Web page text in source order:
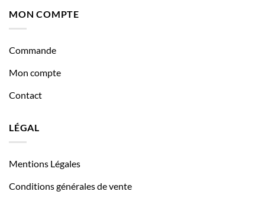
MON COMPTE
Commande
Mon compte
Contact
LÉGAL
Mentions Légales
Conditions générales de vente